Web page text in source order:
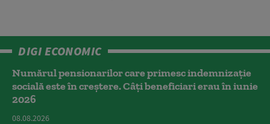
DIGI ECONOMIC
Numărul pensionarilor care primesc indemnizaţie
socială este în creștere. Câți beneficiari erau în iunie
2026
08.08.2026